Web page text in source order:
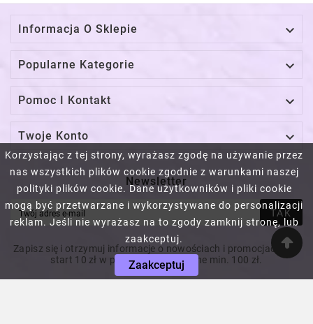
Korzystając z tej strony, wyrażasz zgodę na używanie przez
nas wszystkich plików cookie zgodnie z warunkami naszej
polityki plików cookie. Dane użytkowników i pliki cookie
mogą być przetwarzane i wykorzystywane do personalizacji
reklam. Jeśli nie wyrażasz na to zgody zamknij stronę, lub
zaakceptuj.
Zaakceptuj
Informacja O Sklepie 
Popularne Kategorie 
Pomoc I Kontakt 
Twoje Konto 
Newsletter
TAK
Zapisz się i otrzymuj informacje o nowościach i promocjach! Na
start 10 zł w prezencie! Za wydane min. 100 zł.